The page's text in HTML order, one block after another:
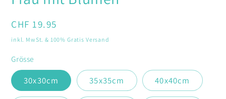
Modal
Normaler
Preis
CHF 19.95
inkl. MwSt. & 100% Gratis Versand
Grösse
30x30cm 35x35cm 40x40cm